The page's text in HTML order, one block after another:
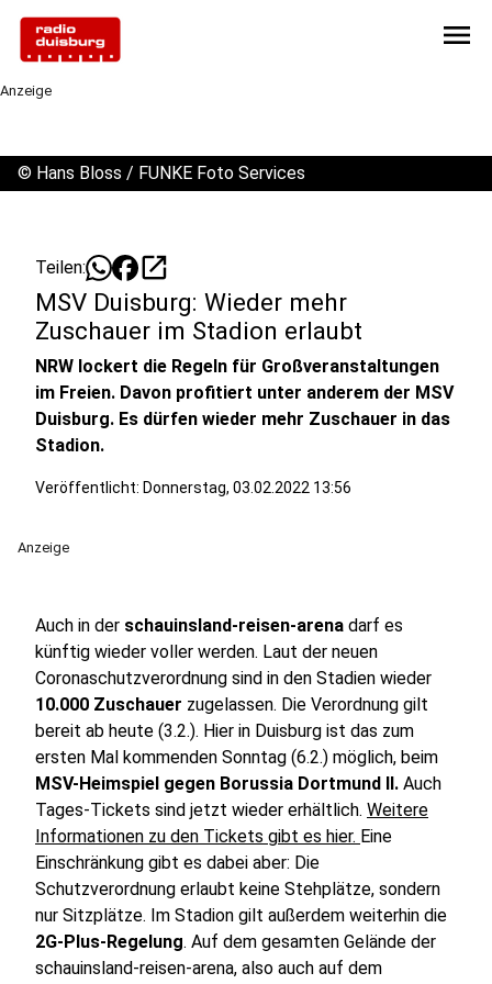
menu
Anzeige
© Hans Bloss / FUNKE Foto Services
Teilen: open_in_new
MSV Duisburg: Wieder mehr
Zuschauer im Stadion erlaubt
NRW lockert die Regeln für Großveranstaltungen
im Freien. Davon profitiert unter anderem der MSV
Duisburg. Es dürfen wieder mehr Zuschauer in das
Stadion.
Veröffentlicht: Donnerstag, 03.02.2022 13:56
Anzeige
Auch in der schauinsland-reisen-arena darf es
künftig wieder voller werden. Laut der neuen
Coronaschutzverordnung sind in den Stadien wieder
10.000 Zuschauer zugelassen. Die Verordnung gilt
bereit ab heute (3.2.). Hier in Duisburg ist das zum
ersten Mal kommenden Sonntag (6.2.) möglich, beim
MSV-Heimspiel gegen Borussia Dortmund II. Auch
Tages-Tickets sind jetzt wieder erhältlich. Weitere
Informationen zu den Tickets gibt es hier. Eine
Einschränkung gibt es dabei aber: Die
Schutzverordnung erlaubt keine Stehplätze, sondern
nur Sitzplätze. Im Stadion gilt außerdem weiterhin die
2G-Plus-Regelung. Auf dem gesamten Gelände der
schauinsland-reisen-arena, also auch auf dem